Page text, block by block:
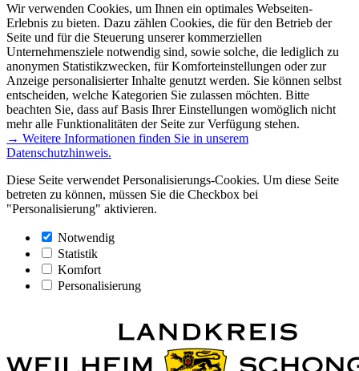
Wir verwenden Cookies, um Ihnen ein optimales Webseiten-
Erlebnis zu bieten. Dazu zählen Cookies, die für den Betrieb der
Seite und für die Steuerung unserer kommerziellen
Unternehmensziele notwendig sind, sowie solche, die lediglich zu
anonymen Statistikzwecken, für Komforteinstellungen oder zur
Anzeige personalisierter Inhalte genutzt werden. Sie können selbst
entscheiden, welche Kategorien Sie zulassen möchten. Bitte
beachten Sie, dass auf Basis Ihrer Einstellungen womöglich nicht
mehr alle Funktionalitäten der Seite zur Verfügung stehen.
→ Weitere Informationen finden Sie in unserem
Datenschutzhinweis.
Diese Seite verwendet Personalisierungs-Cookies. Um diese Seite
betreten zu können, müssen Sie die Checkbox bei
"Personalisierung" aktivieren.
Notwendig
Statistik
Komfort
Personalisierung